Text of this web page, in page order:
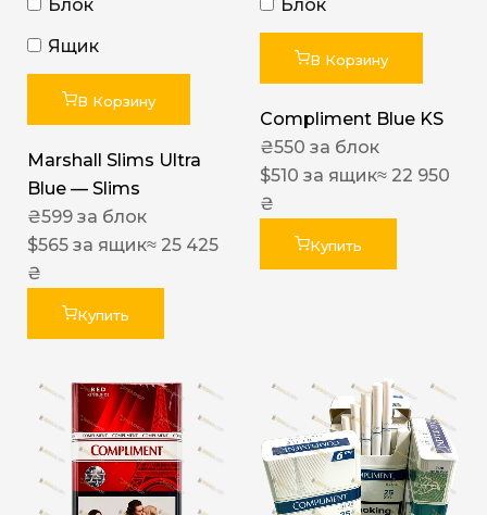
Блок
Ящик
В Корзину
Marshall Slims Ultra
Blue — Slims
₴599 за блок
$565 за ящик≈ 25 425
₴
Купить
Блок
В Корзину
Compliment Blue KS
₴550 за блок
$510 за ящик≈ 22 950
₴
Купить